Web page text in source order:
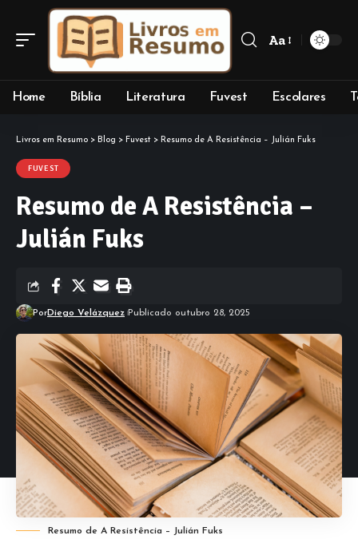
Font
Aa
Home Bíblia Literatura Fuvest Escolares
Livros em Resumo > Blog > Fuvest > Resumo de A Resistência – Julián Fuks
FUVEST
Resumo de A Resistência –
Julián Fuks
PorDiego Velázquez Publicado outubro 28, 2025
Resumo de A Resistência – Julián Fuks